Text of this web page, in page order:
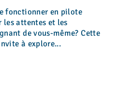
fonctionner en pilote
les attentes et les
de vous-même? Cette
à explore...